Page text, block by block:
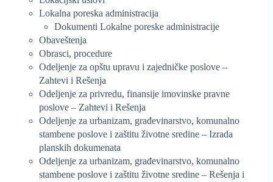
Lokalna poreska administracija
Dokumenti Lokalne poreske administracije
Obaveštenja
Obrasci, procedure
Odeljenje za opštu upravu i zajedničke poslove –
Zahtevi i Rešenja
Odeljenje za privredu, finansije imovinske pravne
poslove – Zahtevi i Rešenja
Odeljenje za urbanizam, građevinarstvo, komunalno
stambene poslove i zaštitu životne sredine – Izrada
planskih dokumenata
Odeljenje za urbanizam, građevinarstvo, komunalno
stambene poslove i zaštitu životne sredine – Rešenja i